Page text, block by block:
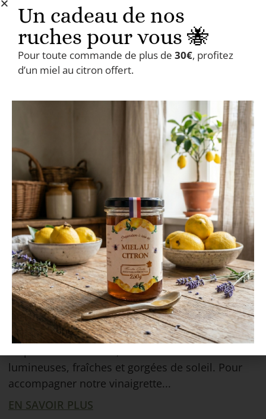
En savoir plus sur
notre production de
miel 🍯
5 août 2026
La salade de l’été : pêches,
burrata et jambon cru
lumineuses, fraîches et gorgées de soleil. Pour
accompagner notre vinaigrette...
EN SAVOIR PLUS
Un cadeau de nos
ruches pour vous 🐝
Pour toute commande de plus de 30€, profitez
d’un miel au citron offert.